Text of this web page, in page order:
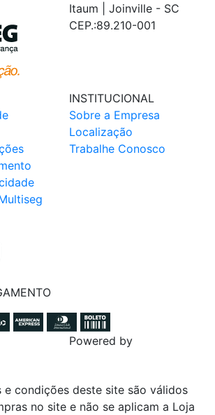
Itaum | Joinville - SC
CEP.:89.210-001
INSTITUCIONAL
Sobre a Empresa
Localização
Trabalhe Conosco
Powered by
e condições deste site são válidos
no site e não se aplicam a Loja